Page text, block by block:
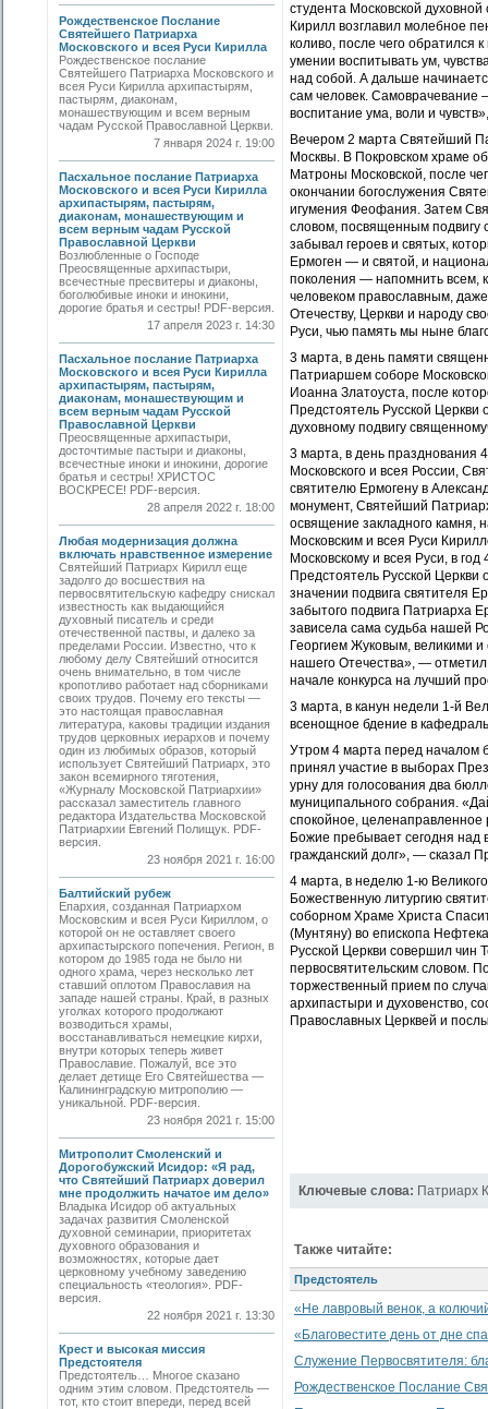
Рождественское Послание
Святейшего Патриарха
Московского и всея Руси Кирилла
Рождественское послание
Святейшего Патриарха Московского и
всея Руси Кирилла архипастырям,
пастырям, диаконам,
монашествующим и всем верным
чадам Русской Православной Церкви.
7 января 2024 г. 19:00
Пасхальное послание Патриарха
Московского и всея Руси Кирилла
архипастырям, пастырям,
диаконам, монашествующим и
всем верным чадам Русской
Православной Церкви
Возлюбленные о Господе
Преосвященные архипастыри,
всечестные пресвитеры и диаконы,
боголюбивые иноки и инокини,
дорогие братья и сестры! PDF-версия.
17 апреля 2023 г. 14:30
Пасхальное послание Патриарха
Московского и всея Руси Кирилла
архипастырям, пастырям,
диаконам, монашествующим и
всем верным чадам Русской
Православной Церкви
Преосвященные архипастыри,
досточтимые пастыри и диаконы,
всечестные иноки и инокини, дорогие
братья и сестры! ХРИСТОС
ВОСКРЕСЕ! PDF-версия.
28 апреля 2022 г. 18:00
Любая модернизация должна
включать нравственное измерение
Святейший Патриарх Кирилл еще
задолго до восшествия на
первосвятительскую кафедру снискал
известность как выдающийся
духовный писатель и среди
отечественной паствы, и далеко за
пределами России. Известно, что к
любому делу Святейший относится
очень внимательно, в том числе
кропотливо работает над сборниками
своих трудов. Почему его тексты —
это настоящая православная
литература, каковы традиции издания
трудов церковных иерархов и почему
один из любимых образов, который
использует Святейший Патриарх, это
закон всемирного тяготения,
«Журналу Московской Патриархии»
рассказал заместитель главного
редактора Издательства Московской
Патриархии Евгений Полищук. PDF-
версия.
23 ноября 2021 г. 16:00
Балтийский рубеж
Епархия, созданная Патриархом
Московским и всея Руси Кириллом, о
которой он не оставляет своего
архипастырского попечения. Регион, в
котором до 1985 года не было ни
одного храма, через несколько лет
ставший оплотом Православия на
западе нашей страны. Край, в разных
уголках которого продолжают
возводиться храмы,
восстанавливаться немецкие кирхи,
внутри которых теперь живет
Православие. Пожалуй, все это
делает детище Его Святейшества —
Калининградскую митрополию —
уникальной. PDF-версия.
23 ноября 2021 г. 15:00
Митрополит Смоленский и
Дорогобужский Исидор: «Я рад,
что Святейший Патриарх доверил
мне продолжить начатое им дело»
Владыка Исидор об актуальных
задачах развития Смоленской
духовной семинарии, приоритетах
духовного образования и
возможностях, которые дает
церковному учебному заведению
специальность «теология». PDF-
версия.
22 ноября 2021 г. 13:30
Крест и высокая миссия
Предстоятеля
Предстоятель… Многое сказано
одним этим словом. Предстоятель —
тот, кто стоит впереди, перед всей
студента Московской
Кирилл возглавил молебное
коливо, после чего обратился
умении воспитывать ум,
над собой. А дальше
сам человек. Самоврачевание
воспитание ума, воли и
Вечером 2 марта Святейший
Москвы. В Покровском храме
Матроны Московской, после
окончании богослужения
игумения Феофания. Затем
словом, посвященным подвигу
забывал героев и святых,
Ермоген — и святой, и
поколения — напомнить всем,
человеком православным,
Отечеству, Церкви и народу
Руси, чью память мы ныне
3 марта, в день памяти
Патриаршем соборе
Иоанна Златоуста, после
Предстоятель Русской
духовному подвигу
3 марта, в день празднования
Московского и всея России,
святителю Ермогену в
монумент, Святейший
освящение закладного камня,
Московским и всея Руси
Московскому и всея Руси, в
Предстоятель Русской Церкви
значении подвига святителя
забытого подвига Патриарха
зависела сама судьба нашей
Георгием Жуковым, великими
нашего Отечества», —
начале конкурса на лучший
3 марта, в канун недели 1-й
всенощное бдение в
Утром 4 марта перед началом
принял участие в выборах
урну для голосования два
муниципального собрания.
спокойное, целенаправленное
Божие пребывает сегодня
гражданский долг», — сказал
4 марта, в неделю 1-ю
Божественную литургию
соборном Храме Христа
(Мунтяну) во епископа
Русской Церкви совершил чин
первосвятительским словом.
торжественный прием по
архипастыри и духовенство,
Православных Церквей и
Ключевые слова: Патриарх
Также читайте:
Предстоятель
«Не лавровый венок, а
«Благовестите день от дне
Служение Первосвятителя:
Рождественское Послание